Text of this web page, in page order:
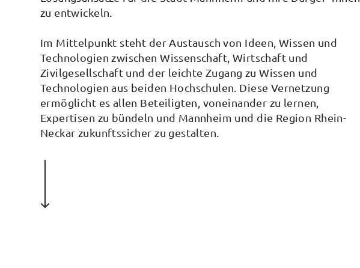
zu entwickeln.
Im Mittelpunkt steht der Austausch von Ideen, Wissen und
Technologien zwischen Wissenschaft, Wirtschaft und
Zivilgesellschaft und der leichte Zugang zu Wissen und
Technologien aus beiden Hochschulen. Diese Vernetzung
ermöglicht es allen Beteiligten, voneinander zu lernen,
Expertisen zu bündeln und Mannheim und die Region Rhein-
Neckar zukunftssicher zu gestalten.